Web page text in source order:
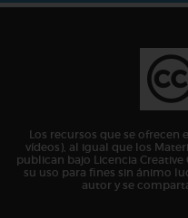
Los recursos que se
vídeos), al igual que los
publican bajo Licencia
su uso para fines sin ánimo
autor y se